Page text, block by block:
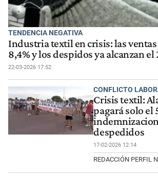
TENDENCIA NEGATIVA
Industria textil en crisis: las
8,4% y los despidos ya alcanzan el
22-03-2026 17:52
CONFLICTO
Crisis textil:
pagará solo el
despedidos
17-02-2026 12:14
REDACCIÓN PERFIL